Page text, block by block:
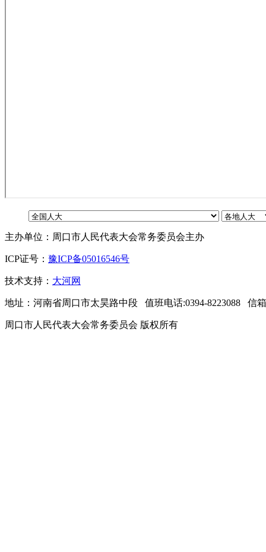
主办单位：周口市人民代表大会常务委员会主办
ICP证号： 豫ICP备05016546号
技术支持： 大河网
地址：河南省周口市太昊路中段 值班电话:0394-8223088 信箱
周口市人民代表大会常务委员会 版权所有